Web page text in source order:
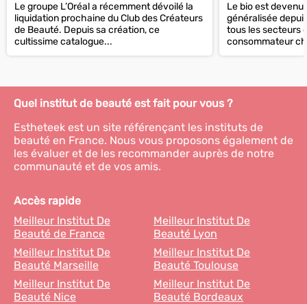
Le groupe L’Oréal a récemment dévoilé la
liquidation prochaine du Club des Créateurs
de Beauté. Depuis sa création, ce
cultissime catalogue...
Le bio est
généralisée
tous les secteurs
consommateur
rayons dans...
Quel institut de beauté est fait pour vous ?
Estheteek est un site référençant les instituts de
beauté en France. Nous vous proposons également de
les évaluer et de les recommander auprès de notre
communauté et de vos amis.
Accès rapide
Meilleur Institut De
Beauté de France
Meilleur Institut De
Beauté Lyon
Meilleur Institut De
Beauté Marseille
Meilleur Institut De
Beauté Toulouse
Meilleur Institut De
Beauté Nice
Meilleur Institut De
Beauté Bordeaux